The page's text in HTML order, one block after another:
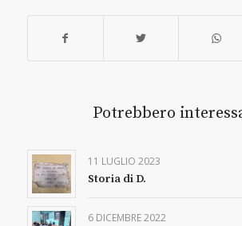
Potrebbero
11 LUGLIO 2023
Storia di D.
6 DICEMBRE 2022